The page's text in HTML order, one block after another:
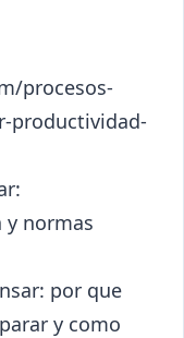
procesos-
productividad-
normas
por que
y como